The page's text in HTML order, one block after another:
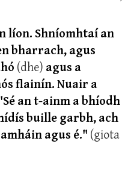
líon. Shníomhtaí an
bharrach, agus
(dhe) agus a
flainín. Nuair a
an t-ainm a bhíodh
buille garbh, ach
agus é." (giota